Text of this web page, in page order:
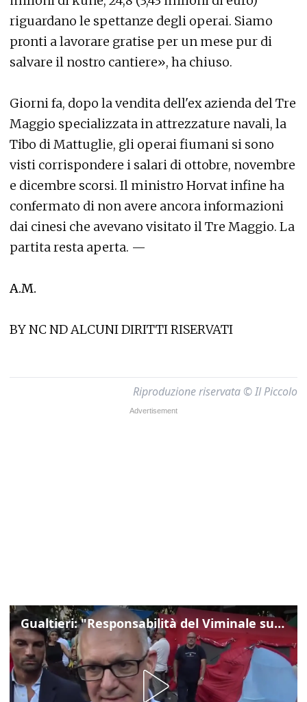
riguardano le spettanze degli operai. Siamo
pronti a lavorare gratise per un mese pur di
salvare il nostro cantiere», ha chiuso.
Giorni fa, dopo la vendita dell'ex azienda del Tre
Maggio specializzata in attrezzature navali, la
Tibo di Mattuglie, gli operai fiumani si sono
visti corrispondere i salari di ottobre, novembre
e dicembre scorsi. Il ministro Horvat infine ha
confermato di non avere ancora informazioni
dai cinesi che avevano visitato il Tre Maggio. La
partita resta aperta. —
A.M.
BY NC ND ALCUNI DIRITTI RISERVATI
Riproduzione riservata © Il Piccolo
Gualtieri: "Responsabilità del Viminale su Spin Time? La posizione dei partiti è nota"